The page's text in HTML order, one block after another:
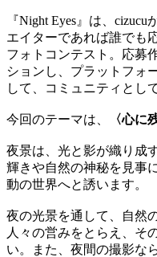
『Night Eyes』は、
エイターであれば誰でも
フォトコンテスト。応募
ションし、プラットフォ
して、コミュニティとし
今回のテーマは、 〈心に
夜景は、光と影が織り成
輝きや自然の神秘を見事
動の世界へと誘います。
夜の光景を通して、自然
人々の営みをとらえ、そ
い。また、夜間の撮影な